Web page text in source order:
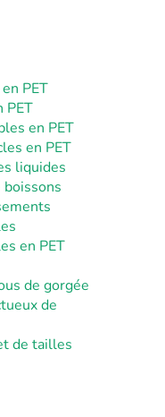
PET
PET
en PET
en PET
liquides
en PET
de gorgée
de
de tailles